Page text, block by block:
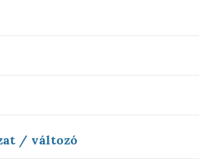
/ változó